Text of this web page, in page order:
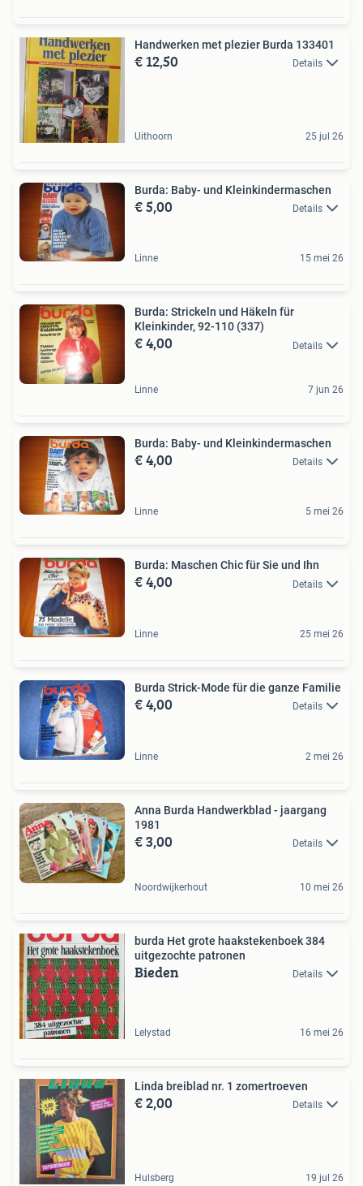
Handwerken met plezier Burda 133401
€ 12,50 Details
Uithoorn 25 jul 26
Burda: Baby- und Kleinkindermaschen
€ 5,00 Details
Linne 15 mei 26
Burda: Strickeln und Häkeln für
Kleinkinder, 92-110 (337)
€ 4,00 Details
Linne 7 jun 26
Burda: Baby- und Kleinkindermaschen
€ 4,00 Details
Linne 5 mei 26
Burda: Maschen Chic für Sie und Ihn
€ 4,00 Details
Linne 25 mei 26
Burda Strick-Mode für die ganze Familie
€ 4,00 Details
Linne 2 mei 26
Anna Burda Handwerkblad - jaargang
1981
€ 3,00 Details
Noordwijkerhout 10 mei 26
burda Het grote haakstekenboek 384
uitgezochte patronen
Bieden Details
Lelystad 16 mei 26
Linda breiblad nr. 1 zomertroeven
€ 2,00 Details
Hulsberg 19 jul 26